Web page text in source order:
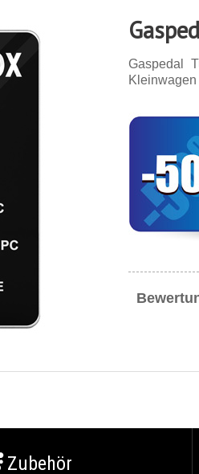
Gaspedal
Zubehör